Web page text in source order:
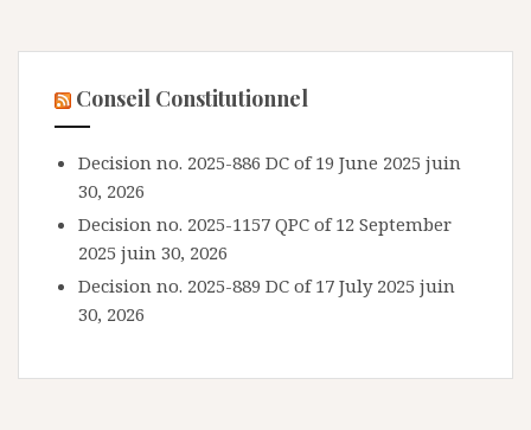
Conseil Constitutionnel
Decision no. 2025-886 DC of 19 June 2025 juin
30, 2026
Decision no. 2025-1157 QPC of 12 September
2025 juin 30, 2026
Decision no. 2025-889 DC of 17 July 2025 juin
30, 2026